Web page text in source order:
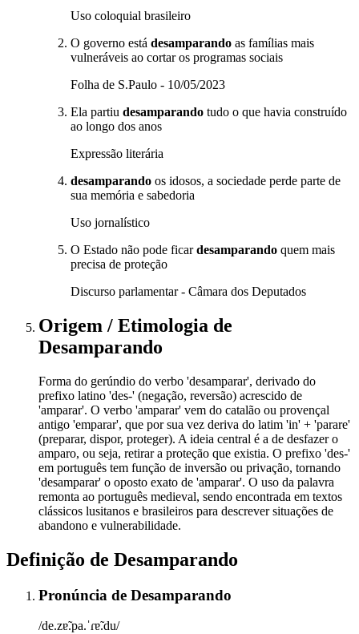
Uso coloquial brasileiro
O governo está desamparando as famílias mais
vulneráveis ao cortar os programas sociais
Folha de S.Paulo - 10/05/2023
Ela partiu desamparando tudo o que havia construído
ao longo dos anos
Expressão literária
desamparando os idosos, a sociedade perde parte de
sua memória e sabedoria
Uso jornalístico
O Estado não pode ficardesamparando quem mais
precisa de proteção
Discurso parlamentar - Câmara dos Deputados
Origem / Etimologia de
Desamparando
Forma do gerúndio do verbo 'desamparar', derivado do
prefixo latino 'des-' (negação, reversão) acrescido de
'amparar'. O verbo 'amparar' vem do catalão ou provençal
antigo 'emparar', que por sua vez deriva do latim 'in' + 'parare'
(preparar, dispor, proteger). A ideia central é a de desfazer o
amparo, ou seja, retirar a proteção que existia. O prefixo 'des-'
em português tem função de inversão ou privação, tornando
'desamparar' o oposto exato de 'amparar'. O uso da palavra
remonta ao português medieval, sendo encontrada em textos
clássicos lusitanos e brasileiros para descrever situações de
abandono e vulnerabilidade.
Definição de Desamparando
Pronúncia de Desamparando
/de.zɐ̃.pa.ˈɾɐ̃.du/